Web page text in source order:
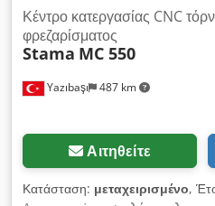
Yazıbaşı 487 km
Κέντρο κατεργασίας CNC
φρεζαρίσματος
Stama MC 550
Αιτηθείτε
Κατάσταση: μεταχειρισμένο,